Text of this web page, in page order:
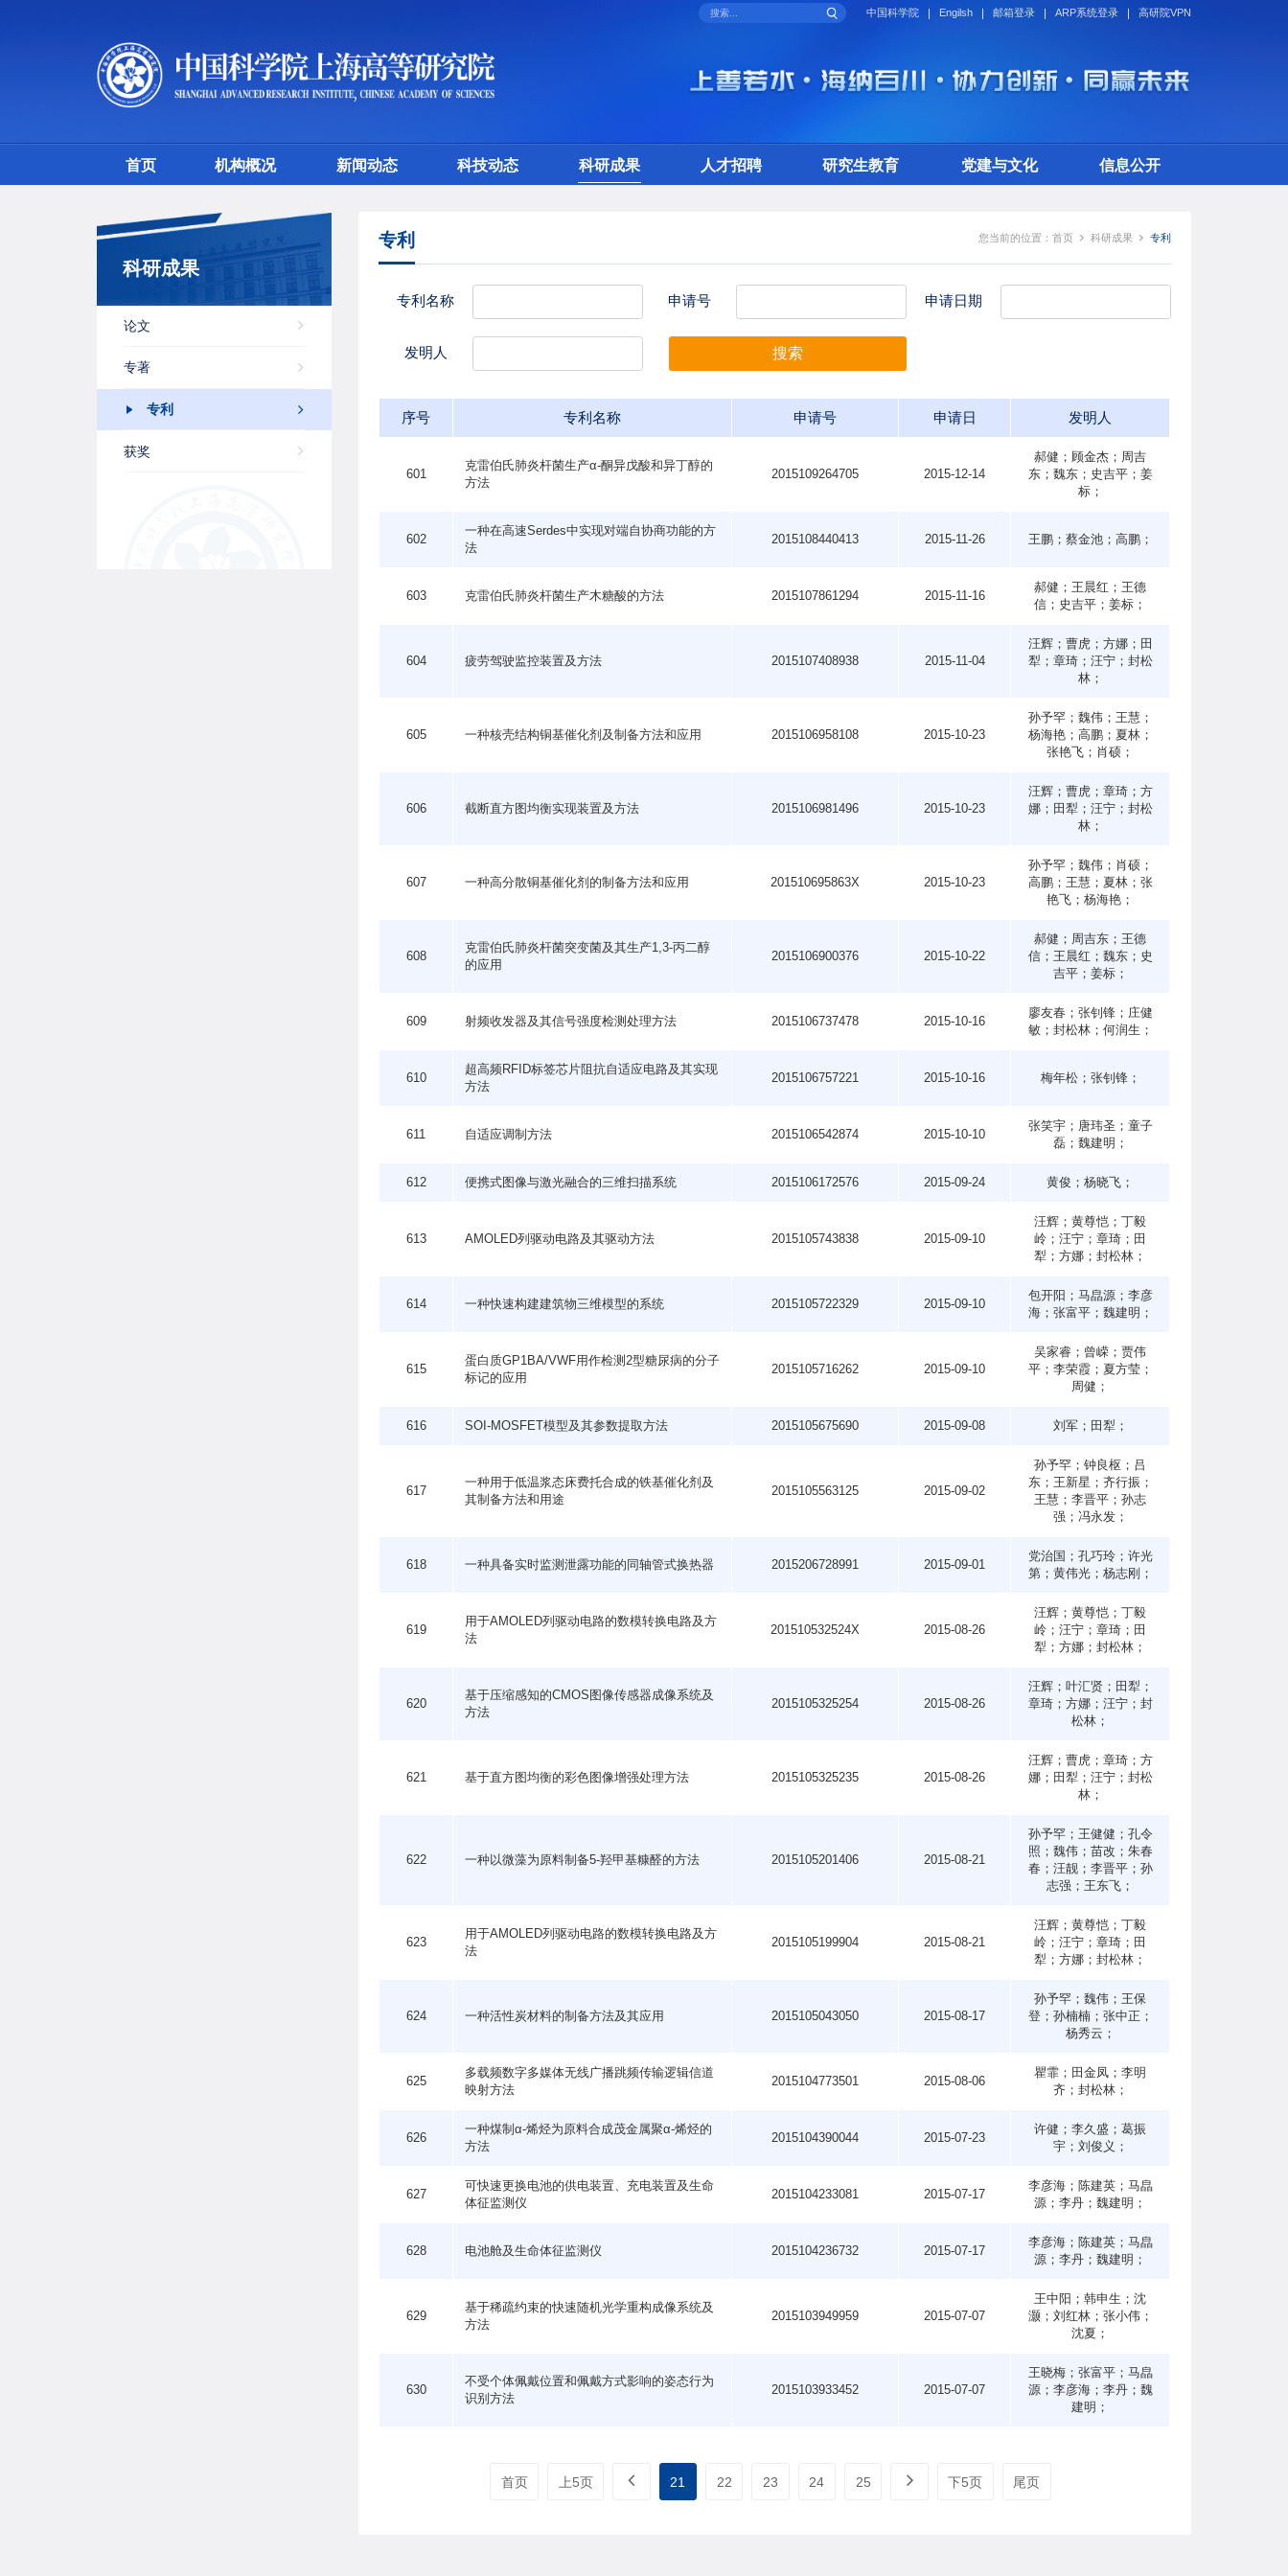
中国科学院 Engilsh 邮箱登录 ARP系统登录 高研院VPN
首页 机构概况 新闻动态 科技动态 科研成果 人才招聘 研究生教育 党建与文化 信息公开
科研成果
论文
专著
专利
获奖
专利 您当前的位置： 首页 科研成果 专利
专利名称 申请号 申请日期
发明人 搜索
序号 专利名称 申请号 申请日 发明人
601
克雷伯氏肺炎杆菌生产α-酮异戊酸和异丁醇的
方法
2015109264705 2015-12-14
郝健；顾金杰；周吉
东；魏东；史吉平；姜
标；
602
一种在高速Serdes中实现对端自协商功能的方
法
2015108440413 2015-11-26 王鹏；蔡金池；高鹏；
603 克雷伯氏肺炎杆菌生产木糖酸的方法 2015107861294 2015-11-16
郝健；王晨红；王德
信；史吉平；姜标；
604 疲劳驾驶监控装置及方法 2015107408938 2015-11-04
汪辉；曹虎；方娜；田
犁；章琦；汪宁；封松
林；
605 一种核壳结构铜基催化剂及制备方法和应用 2015106958108 2015-10-23
孙予罕；魏伟；王慧；
杨海艳；高鹏；夏林；
张艳飞；肖硕；
606 截断直方图均衡实现装置及方法 2015106981496 2015-10-23
汪辉；曹虎；章琦；方
娜；田犁；汪宁；封松
林；
607 一种高分散铜基催化剂的制备方法和应用 201510695863X 2015-10-23
孙予罕；魏伟；肖硕；
高鹏；王慧；夏林；张
艳飞；杨海艳；
608
克雷伯氏肺炎杆菌突变菌及其生产1,3-丙二醇
的应用
2015106900376 2015-10-22
郝健；周吉东；王德
信；王晨红；魏东；史
吉平；姜标；
609 射频收发器及其信号强度检测处理方法 2015106737478 2015-10-16
廖友春；张钊锋；庄健
敏；封松林；何润生；
610
超高频RFID标签芯片阻抗自适应电路及其实现
方法
2015106757221 2015-10-16 梅年松；张钊锋；
611 自适应调制方法 2015106542874 2015-10-10
张笑宇；唐玮圣；童子
磊；魏建明；
612 便携式图像与激光融合的三维扫描系统 2015106172576 2015-09-24 黄俊；杨晓飞；
613 AMOLED列驱动电路及其驱动方法 2015105743838 2015-09-10
汪辉；黄尊恺；丁毅
岭；汪宁；章琦；田
犁；方娜；封松林；
614 一种快速构建建筑物三维模型的系统 2015105722329 2015-09-10
包开阳；马皛源；李彦
海；张富平；魏建明；
615
蛋白质GP1BA/VWF用作检测2型糖尿病的分子
标记的应用
2015105716262 2015-09-10
吴家睿；曾嵘；贾伟
平；李荣霞；夏方莹；
周健；
616 SOI-MOSFET模型及其参数提取方法 2015105675690 2015-09-08 刘军；田犁；
617
一种用于低温浆态床费托合成的铁基催化剂及
其制备方法和用途
2015105563125 2015-09-02
孙予罕；钟良枢；吕
东；王新星；齐行振；
王慧；李晋平；孙志
强；冯永发；
618 一种具备实时监测泄露功能的同轴管式换热器 2015206728991 2015-09-01
党治国；孔巧玲；许光
第；黄伟光；杨志刚；
619
用于AMOLED列驱动电路的数模转换电路及方
法
201510532524X 2015-08-26
汪辉；黄尊恺；丁毅
岭；汪宁；章琦；田
犁；方娜；封松林；
620
基于压缩感知的CMOS图像传感器成像系统及
方法
2015105325254 2015-08-26
汪辉；叶汇贤；田犁；
章琦；方娜；汪宁；封
松林；
621 基于直方图均衡的彩色图像增强处理方法 2015105325235 2015-08-26
汪辉；曹虎；章琦；方
娜；田犁；汪宁；封松
林；
622 一种以微藻为原料制备5-羟甲基糠醛的方法 2015105201406 2015-08-21
孙予罕；王健健；孔令
照；魏伟；苗改；朱春
春；汪靓；李晋平；孙
志强；王东飞；
623
用于AMOLED列驱动电路的数模转换电路及方
法
2015105199904 2015-08-21
汪辉；黄尊恺；丁毅
岭；汪宁；章琦；田
犁；方娜；封松林；
624 一种活性炭材料的制备方法及其应用 2015105043050 2015-08-17
孙予罕；魏伟；王保
登；孙楠楠；张中正；
杨秀云；
625
多载频数字多媒体无线广播跳频传输逻辑信道
映射方法
2015104773501 2015-08-06
瞿霏；田金凤；李明
齐；封松林；
626
一种煤制α-烯烃为原料合成茂金属聚α-烯烃的
方法
2015104390044 2015-07-23
许健；李久盛；葛振
宇；刘俊义；
627
可快速更换电池的供电装置、充电装置及生命
体征监测仪
2015104233081 2015-07-17
李彦海；陈建英；马皛
源；李丹；魏建明；
628 电池舱及生命体征监测仪 2015104236732 2015-07-17
李彦海；陈建英；马皛
源；李丹；魏建明；
629
基于稀疏约束的快速随机光学重构成像系统及
方法
2015103949959 2015-07-07
王中阳；韩申生；沈
灏；刘红林；张小伟；
沈夏；
630
不受个体佩戴位置和佩戴方式影响的姿态行为
识别方法
2015103933452 2015-07-07
王晓梅；张富平；马皛
源；李彦海；李丹；魏
建明；
首页 上5页 21 22 23 24 25 下5页 尾页